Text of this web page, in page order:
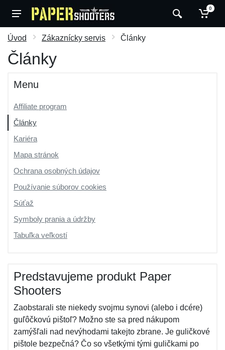
0
Úvod Zákaznícky servis Články
Články
Menu
Affiliate program
Články
Kariéra
Mapa stránok
Ochrana osobných údajov
Používanie súborov cookies
Súťaž
Symboly prania a údržby
Tabuľka veľkostí
Predstavujeme produkt Paper
Shooters
Zaobstarali ste niekedy svojmu synovi (alebo i dcére)
guľôčkovú pištoľ? Možno ste sa pred nákupom
zamýšľali nad nevýhodami takejto zbrane. Je guličkové
pištole bezpečná? Čo so všetkými tými guličkami po